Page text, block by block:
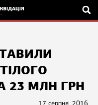
23 МЛН ГРН
17 серпня, 2016